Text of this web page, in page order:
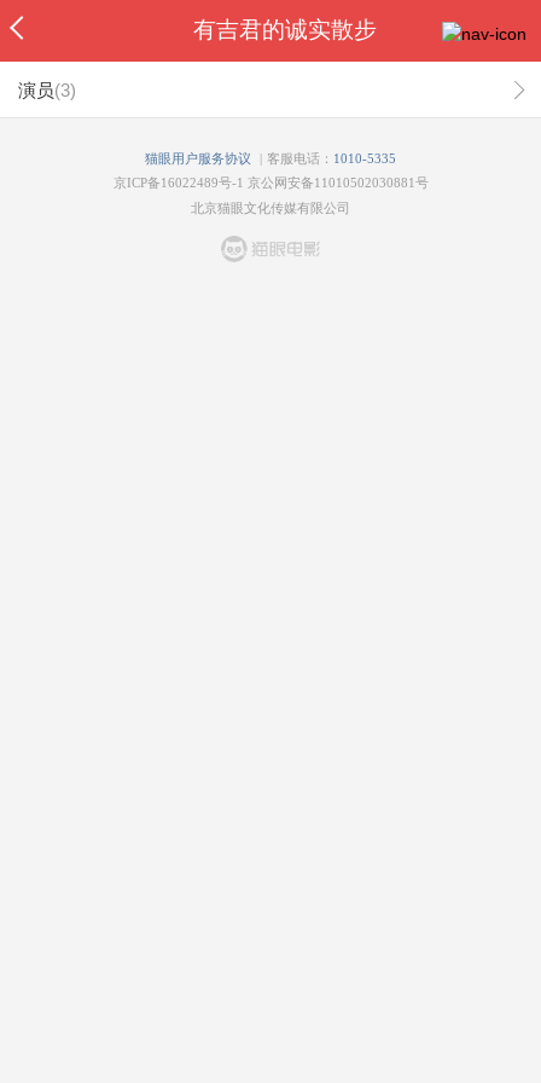
有吉君的诚实散步
演员(3)
猫眼用户服务协议 | 客服电话： 1010-5335
京ICP备16022489号-1 京公网安备11010502030881号
北京猫眼文化传媒有限公司